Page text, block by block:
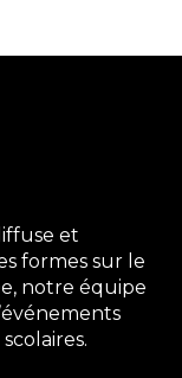
et
formes sur le
notre équipe